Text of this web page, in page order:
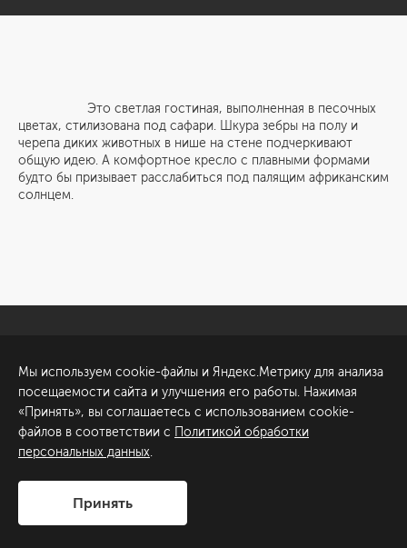
Это светлая гостиная, выполненная в песочных
цветах, стилизована под сафари. Шкура зебры на полу и
черепа диких животных в нише на стене подчеркивают
общую идею. А комфортное кресло с плавными формами
будто бы призывает расслабиться под палящим африканским
солнцем.
Обсудить проект
ул. Академика Павлова, 6
к1
+7 (812) 200-95-55
Сделано в
Мы используем cookie-файлы и Яндекс.Метрику для анализа
посещаемости сайта и улучшения его работы. Нажимая
«Принять», вы соглашаетесь с использованием cookie-
файлов в соответствии с Политикой обработки
персональных данных.
Принять